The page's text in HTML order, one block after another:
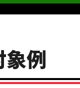
例